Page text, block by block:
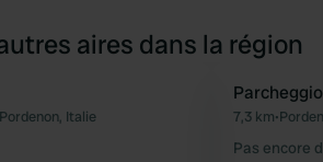
aires dans la région
Préféré
Italie 7,3 km•
Pas encore